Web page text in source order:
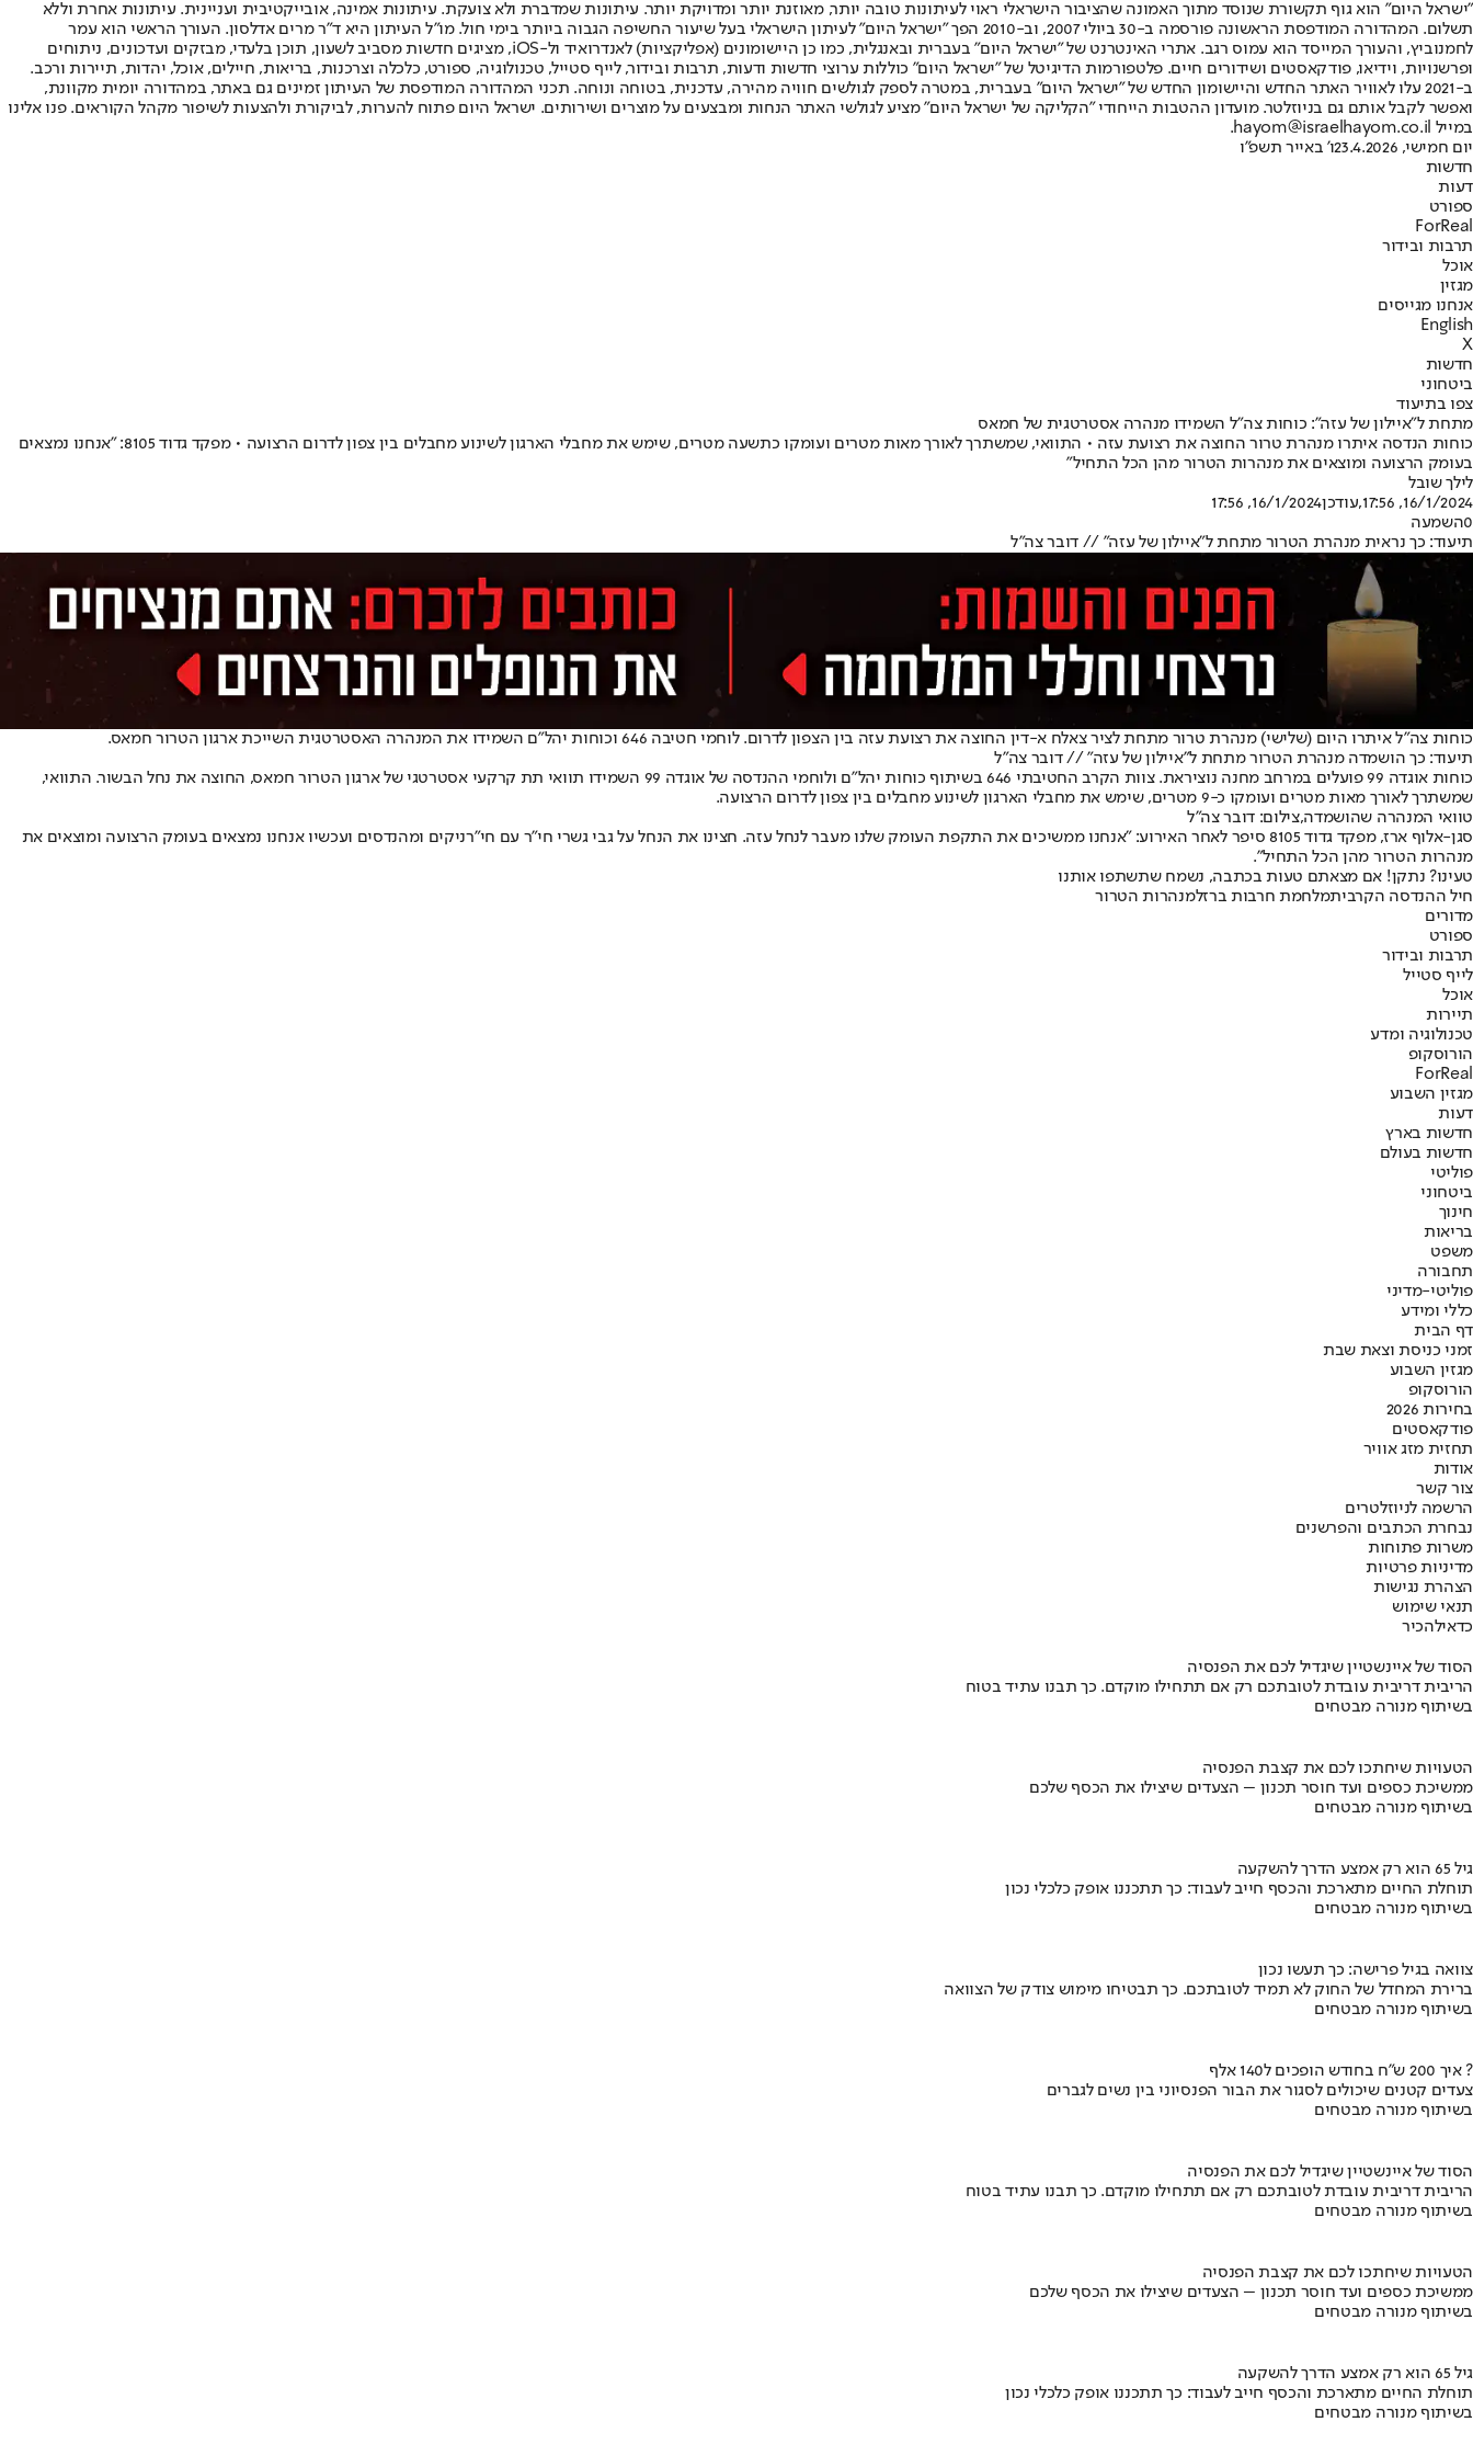
"ישראל היום" הוא גוף תקשורת שנוסד מתוך האמונה שהציבור הישראלי ראוי לעיתונות טובה יותר, מאוזנת יותר ומדויקת יותר. עיתונות שמדברת ולא צועקת. עיתונות אמינה, אובייקטיבית ועניינית. עיתונות אחרת וללא
תשלום. המהדורה המודפסת הראשונה פורסמה ב-30 ביולי 2007, וב-2010 הפך "ישראל היום" לעיתון הישראלי בעל שיעור החשיפה הגבוה ביותר בימי חול. מו"ל העיתון היא ד"ר מרים אדלסון. העורך הראשי הוא עמר
לחמנוביץ, והעורך המייסד הוא עמוס רגב. אתרי האינטרנט של "ישראל היום" בעברית ובאנגלית, כמו כן היישומונים (אפליקציות) לאנדרואיד ול-iOS, מציגים חדשות מסביב לשעון, תוכן בלעדי, מבזקים ועדכונים, ניתוחים
ופרשנויות, וידיאו, פודקאסטים ושידורים חיים. פלטפורמות הדיגיטל של "ישראל היום" כוללות ערוצי חדשות ודעות, תרבות ובידור, לייף סטייל, טכנולוגיה, ספורט, כלכלה וצרכנות, בריאות, חיילים, אוכל, יהדות, תיירות ורכב.
ב-2021 עלו לאוויר האתר החדש והיישומון החדש של "ישראל היום" בעברית, במטרה לספק לגולשים חוויה מהירה, עדכנית, בטוחה ונוחה. תכני המהדורה המודפסת של העיתון זמינים גם באתר, במהדורה יומית מקוונת,
ואפשר לקבל אותם גם בניוזלטר. מועדון ההטבות הייחודי "הקליקה של ישראל היום" מציע לגולשי האתר הנחות ומבצעים על מוצרים ושירותים. ישראל היום פתוח להערות, לביקורת ולהצעות לשיפור מקהל הקוראים. פנו אלינו
במייל hayom@israelhayom.co.il.
יום חמישי, 23.4.2026
ו' באייר תשפ"ו
חדשות
דעות
ספורט
ForReal
תרבות ובידור
אוכל
מגזין
אנחנו מגייסים
English
X
חדשות
ביטחוני
צפו בתיעוד
מתחת ל"איילון של עזה": כוחות צה"ל השמידו מנהרה אסטרטגית של חמאס
כוחות הנדסה איתרו מנהרת טרור החוצה את רצועת עזה • התוואי, שמשתרך לאורך מאות מטרים ועומקו כתשעה מטרים, שימש את מחבלי הארגון לשינוע מחבלים בין צפון לדרום הרצועה • מפקד גדוד 8105: "אנחנו נמצאים
בעומק הרצועה ומוצאים את מנהרות הטרור מהן הכל התחיל"
לילך שובל
16/1/2024, 17:56
,עודכן16/1/2024, 17:56
0השמעה
תיעוד: כך נראית מנהרת הטרור מתחת ל"איילון של עזה" // דובר צה"ל
כוחות צה"ל איתרו היום (שלישי) מנהרת טרור מתחת לציר צאלח א-דין החוצה את רצועת עזה בין הצפון לדרום. לוחמי חטיבה 646 וכוחות יהל״ם השמידו את המנהרה האסטרטגית השייכת ארגון הטרור חמאס.
תיעוד: כך הושמדה מנהרת הטרור מתחת ל"איילון של עזה" // דובר צה"ל
כוחות אוגדה 99 פועלים במרחב מחנה נוציראת. צוות הקרב החטיבתי 646 בשיתוף כוחות יהל״ם ולוחמי ההנדסה של אוגדה 99 השמידו תוואי תת קרקעי אסטרטגי של ארגון הטרור חמאס, החוצה את נחל הבשור. התוואי,
שמשתרך לאורך מאות מטרים ועומקו כ-9 מטרים, שימש את מחבלי הארגון לשינוע מחבלים בין צפון לדרום הרצועה.
טוואי המנהרה שהושמדה,צילום: דובר צה"ל
סגן-אלוף ארז, מפקד גדוד 8105 סיפר לאחר האירוע: "אנחנו ממשיכים את התקפת העומק שלנו מעבר לנחל עזה. חצינו את הנחל על גבי גשרי חי"ר עם חי"רניקים ומהנדסים ועכשיו אנחנו נמצאים בעומק הרצועה ומוצאים את
מנהרות הטרור מהן הכל התחיל".
טעינו? נתקן! אם מצאתם טעות בכתבה, נשמח שתשתפו אותנו
חיל ההנדסה הקרביתמלחמת חרבות ברזלמנהרות הטרור
מדורים
ספורט
תרבות ובידור
לייף סטייל
אוכל
תיירות
טכנולוגיה ומדע
הורוסקופ
ForReal
מגזין השבוע
דעות
חדשות בארץ
חדשות בעולם
פוליטי
ביטחוני
חינוך
בריאות
משפט
תחבורה
פוליטי-מדיני
כללי ומידע
דף הבית
זמני כניסת וצאת שבת
מגזין השבוע
הורוסקופ
בחירות 2026
פודקאסטים
תחזית מזג אוויר
אודות
צור קשר
הרשמה לניוזלטרים
נבחרת הכתבים והפרשנים
משרות פתוחות
מדיניות פרטיות
הצהרת נגישות
תנאי שימוש
כדאילהכיר
הסוד של איינשטיין שיגדיל לכם את הפנסיה
הריבית דריבית עובדת לטובתכם רק אם תתחילו מוקדם. כך תבנו עתיד בטוח
בשיתוף מנורה מבטחים
הטעויות שיחתכו לכם את קצבת הפנסיה
ממשיכת כספים ועד חוסר תכנון – הצעדים שיצילו את הכסף שלכם
בשיתוף מנורה מבטחים
גיל 65 הוא רק אמצע הדרך להשקעה
תוחלת החיים מתארכת והכסף חייב לעבוד: כך תתכננו אופק כלכלי נכון
בשיתוף מנורה מבטחים
צוואה בגיל פרישה: כך תעשו נכון
ברירת המחדל של החוק לא תמיד לטובתכם. כך תבטיחו מימוש צודק של הצוואה
בשיתוף מנורה מבטחים
איך 200 ש"ח בחודש הופכים ל140 אלף ?
צעדים קטנים שיכולים לסגור את הבור הפנסיוני בין נשים לגברים
בשיתוף מנורה מבטחים
הסוד של איינשטיין שיגדיל לכם את הפנסיה
הריבית דריבית עובדת לטובתכם רק אם תתחילו מוקדם. כך תבנו עתיד בטוח
בשיתוף מנורה מבטחים
הטעויות שיחתכו לכם את קצבת הפנסיה
ממשיכת כספים ועד חוסר תכנון – הצעדים שיצילו את הכסף שלכם
בשיתוף מנורה מבטחים
גיל 65 הוא רק אמצע הדרך להשקעה
תוחלת החיים מתארכת והכסף חייב לעבוד: כך תתכננו אופק כלכלי נכון
בשיתוף מנורה מבטחים